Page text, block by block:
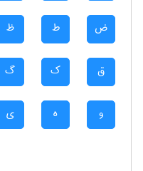
ض ط ظ
ق ک گ
و ه ی